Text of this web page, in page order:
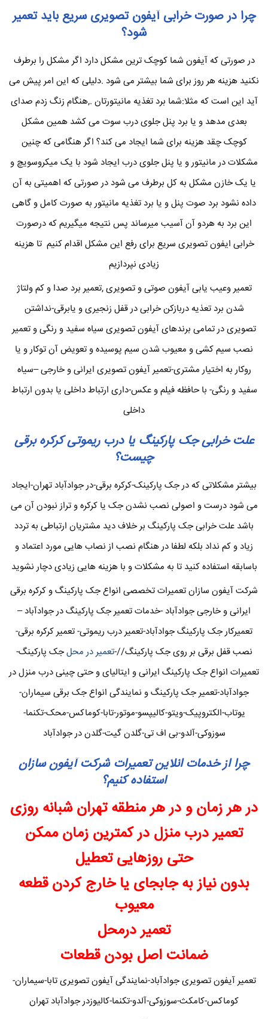
چرا در صورت خرابی آیفون تصویری سریع باید تعمیر
شود؟
در صورتی که آیفون شما کوچک ترین مشکل دارد اگر مشکل را برطرف
نکنید هزینه هر روز برای شما بیشتر می شود .دلیلی که این امر پیش می
آید این است که مثلا:شما برد تغذیه مانیتورتان .,هنگام زنگ زدم صدای
بعدی مدهد و یا برد پنل جلوی درب سوت می کشد همین مشکل
کوچک چقد هزینه برای شما ایجاد می کند؟ اگر هنگامی که چنین
مشکلات در مانیتور و یا پنل جلوی درب ایجاد شود با یک میکروسویچ و
یا یک خازن مشکل به کل برطرف می شود در صورتی که اهمیتی به آن
داده نشود برد صوت پنل و یا برد تغذیه مانیتور به صورت کامل و گاهی
این برد به هردو آن آسیب میرساند پس نتیجه میگیریم که درصورت
خرابی ایفون تصویری سریع برای رفع این مشکل اقدام کنیم تا هزینه
زیادی نپردازیم
تعمیر وعیب یابی آیفون صوتی و تصویری ,تعمیر برد صدا و کم ولتاژ
شدن برد تعذیه دربازکن خرابی در قفل زنجیری و یابرقی-نداشتن
تصویری در تمامی برندهای آیفون تصویری سیاه سفید و رنگی و تعمیر
نصب سیم کشی و معیوب شدن سیم پوسیده و تعویض آن توکار و یا
روکار به اختیار مشتری-تعمیر آیفون تصویری ایرانی و خارجی –سیاه
سفید و رنگی- با حافظه فیلم و عکس-داری ارتباط داخلی یا بدون ارتباط
داخلی
علت خرابی جک پارکینگ یا درب ریموتی کرکره برقی
چیست؟
بیشتر مشکلاتی که در جک پارکینک-کرکره برقی-در جوادآباد تهران-ایجاد
می شود درست و اصولی نصب نشدن جک یا کرکره و تراز نبودن آن می
باشد علت خرابی جک پارکینگ بر خلاف دید مشتریان ارتباطی به تردد
زیاد و کم نداد بلکه لطفا در هنگام نصب از نصاب هایی مورد اعتماد و
باسابقه استفاده کنید تا به مشکلات و با هزینه هایی زیادی دچار نشوید
شرکت آیفون سازان تعمیرات تخصصی انواع جک پارکینگ و کرکره برقی
ایرانی و خارجی جوادآباد -خدمات تعمیر جک پارکینگ در جوادآباد –
تعمیرکار جک پارکینگ جوادآباد-تعمیر درب ریموتی- تعمیر کرکره برقی-
نصب قفل برقی بر روی جک پارکینگ//-تعمیر در محلجک پارکینگ-
تعمیرات انواع جک پارکینگ ایرانی و ایتالیای و حتی چینی درب منزل در
جوادآباد-تعمیر جک پارکینگ و نمایندگی انواع جک برقی سیماران-
یوتاب-الکتروپیک-ویتو-کالیپسو-موتور-تابا-کوماکس-محک-تکنما-
سوزوکی-آلدو-بی اف تی-گلدن گیت-گلدن در جوادآباد
چرا از خدمات انلاین تعمیرات شرکت آیفون سازان
استفاده کنیم؟
در هر زمان و در هر منطقه تهران شبانه روزی
تعمیر درب منزل در کمترین زمان ممکن
حتی روزهایی تعطیل
بدون نیاز به جابجای یا خارج کردن قطعه
معیوب
تعمیر درمحل
ضمانت اصل بودن قطعات
تعمیر آیفون تصویری جوادآباد-نمایندگی آیفون تصویری تابا-سیماران-
کوماکس-کامکث-سوزوکی-آلدو-تکنما-کالیوزدر جوادآباد تهران